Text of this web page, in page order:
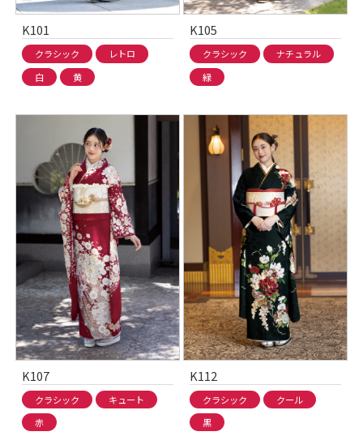
K101
クラシック
レトロ
白
黄
K105
クラシック
ナチュラル
緑
K107
クラシック
キュート
赤
K112
クラシック
クール
黒